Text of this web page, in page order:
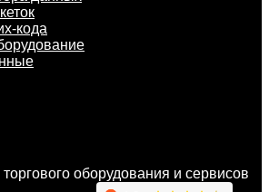
кода
оборудования и сервисов